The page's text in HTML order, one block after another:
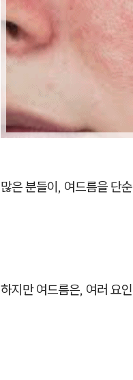
많은 분들이, 여드름을 단
하지만 여드름은, 여러 요